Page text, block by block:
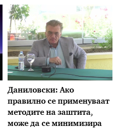
Даниловски: Ако
правилно се применуваат
методите на заштита,
може да се минимизира